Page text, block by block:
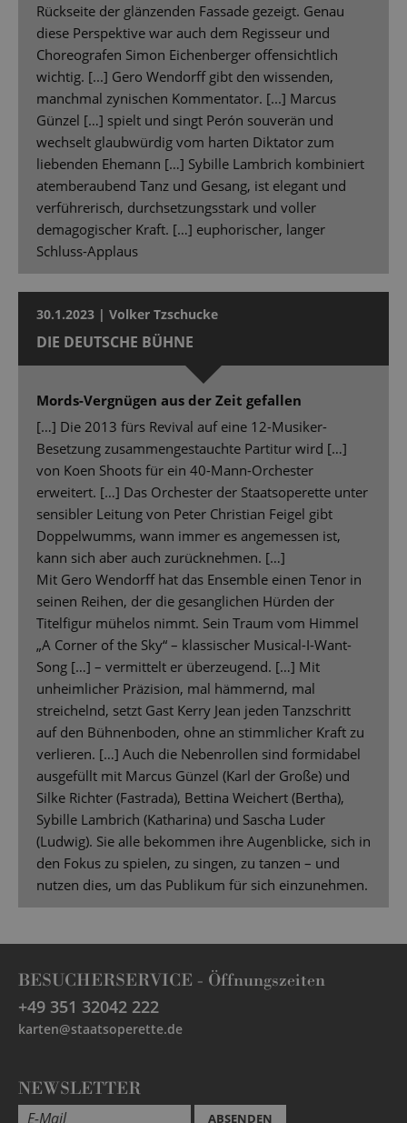
Rückseite der glänzenden Fassade gezeigt. Genau
diese Perspektive war auch dem Regisseur und
Choreografen Simon Eichenberger offensichtlich
wichtig. [...] Gero Wendorff gibt den wissenden,
manchmal zynischen Kommentator. [...] Marcus
Günzel […] spielt und singt Perón souverän und
wechselt glaubwürdig vom harten Diktator zum
liebenden Ehemann […] Sybille Lambrich kombiniert
atemberaubend Tanz und Gesang, ist elegant und
verführerisch, durchsetzungsstark und voller
demagogischer Kraft. […] euphorischer, langer
Schluss-Applaus
30.1.2023 | Volker Tzschucke
DIE DEUTSCHE BÜHNE
Mords-Vergnügen aus der Zeit gefallen
[…] Die 2013 fürs Revival auf eine 12-Musiker-
Besetzung zusammengestauchte Partitur wird […]
von Koen Shoots für ein 40-Mann-Orchester
erweitert. […] Das Orchester der Staatsoperette unter
sensibler Leitung von Peter Christian Feigel gibt
Doppelwumms, wann immer es angemessen ist,
kann sich aber auch zurücknehmen. […]
Mit Gero Wendorff hat das Ensemble einen Tenor in
seinen Reihen, der die gesanglichen Hürden der
Titelfigur mühelos nimmt. Sein Traum vom Himmel
„A Corner of the Sky“ – klassischer Musical-I-Want-
Song […] – vermittelt er überzeugend. […] Mit
unheimlicher Präzision, mal hämmernd, mal
streichelnd, setzt Gast Kerry Jean jeden Tanzschritt
auf den Bühnenboden, ohne an stimmlicher Kraft zu
verlieren. […] Auch die Nebenrollen sind formidabel
ausgefüllt mit Marcus Günzel (Karl der Große) und
Silke Richter (Fastrada), Bettina Weichert (Bertha),
Sybille Lambrich (Katharina) und Sascha Luder
(Ludwig). Sie alle bekommen ihre Augenblicke, sich in
den Fokus zu spielen, zu singen, zu tanzen – und
nutzen dies, um das Publikum für sich einzunehmen.
BESUCHERSERVICE - Öffnungszeiten
+49 351 32042 222
karten@staatsoperette.de
NEWSLETTER
ABSENDEN